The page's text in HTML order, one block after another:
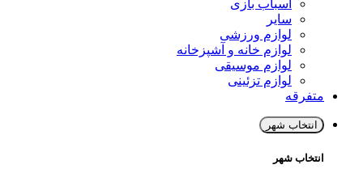
اسباب بازی
سایر
لوازم ورزشی
لوازم خانه و آشپزخانه
لوازم موسیقی
لوازم تزئینی
متفرقه
انتخاب شهر
انتخاب شهر